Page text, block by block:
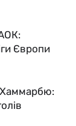
Європи
Хаммарбю: